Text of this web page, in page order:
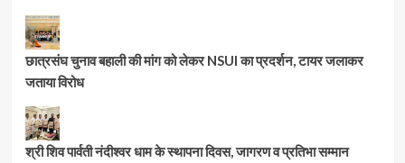
छात्रसंघ चुनाव बहाली की मांग को लेकर NSUI का प्रदर्शन, टायर जलाकर
जताया विरोध
श्री शिव पार्वती नंदीश्वर धाम के स्थापना दिवस, जागरण व प्रतिभा सम्मान